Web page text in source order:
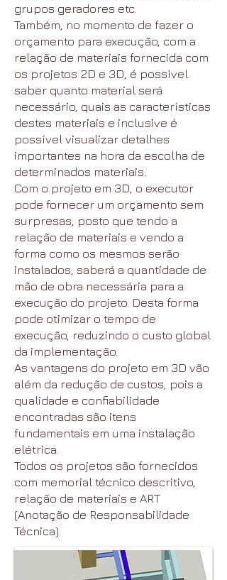
grupos geradores etc.
Também, no momento de fazer o
orçamento para execução, com a
relação de materiais fornecida com
os projetos 2D e 3D, é possível
saber quanto material será
necessário, quais as características
destes materiais e inclusive é
possível visualizar detalhes
importantes na hora da escolha de
determinados materiais.
Com o projeto em 3D, o executor
pode fornecer um orçamento sem
surpresas, posto que tendo a
relação de materiais e vendo a
forma como os mesmos serão
instalados, saberá a quantidade de
mão de obra necessária para a
execução do projeto. Desta forma
pode otimizar o tempo de
execução, reduzindo o custo global
da implementação.
As vantagens do projeto em 3D vão
além da redução de custos, pois a
qualidade e confiabilidade
encontradas são itens
fundamentais em uma instalação
elétrica.
Todos os projetos são fornecidos
com memorial técnico descritivo,
relação de materiais e ART
(Anotação de Responsabilidade
Técnica).